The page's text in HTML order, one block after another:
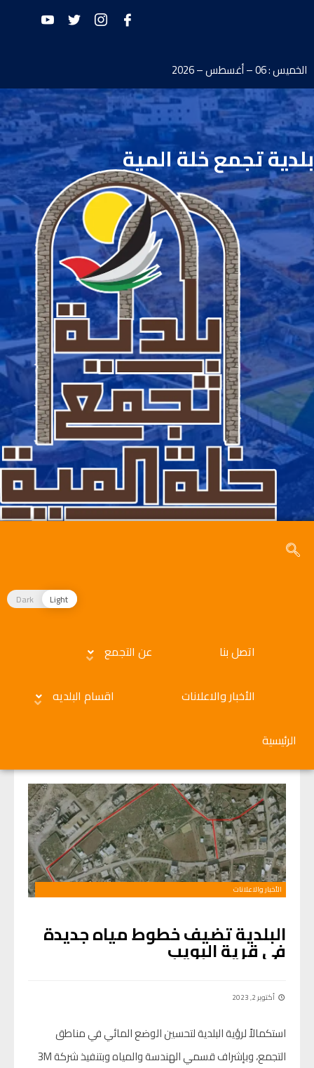
الخميس : 06 – أغسطس – 2026
بلدية تجمع خلة المية
Light
Dark
اتصل بنا عن التجمع
الأخبار والاعلانات اقسام البلديه
الرئيسية
الأخبار والاعلانات
البلدية تضيف خطوط مياه جديدة
في قرية البويب
أكتوبر 2, 2023
استكمالاً لرؤية البلدية لتحسين الوضع المائي في مناطق
التجمع، وبإشراف قسمي الهندسة والمياه وبتنفيذ شركة 3M